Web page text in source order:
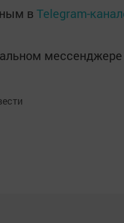
в Telegram-